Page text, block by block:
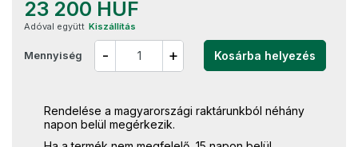
23 200 HUF
Adóval együtt Kiszállítás
Mennyiség - + Kosárba helyezés
Rendelése a magyarországi raktárunkból néhány
napon belül megérkezik.